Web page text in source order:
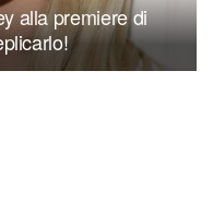
alla premiere di